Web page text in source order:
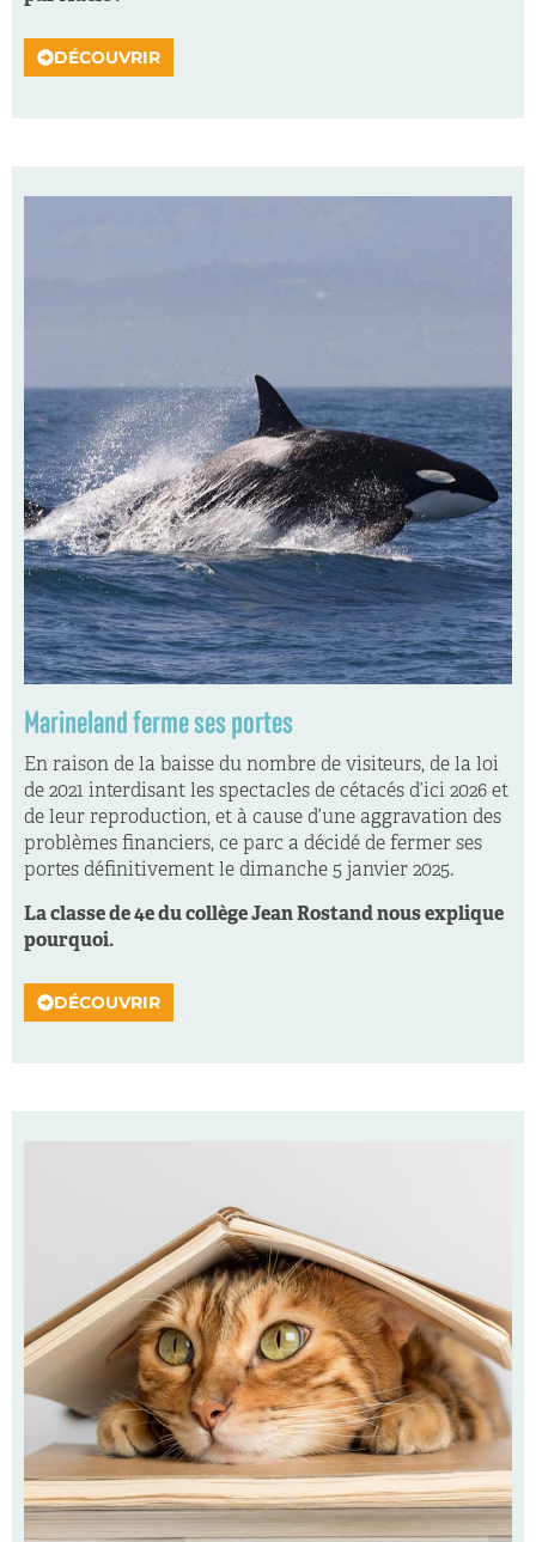
DÉCOUVRIR
Marineland ferme ses portes
En raison de la baisse du nombre de visiteurs, de la loi
de 2021 interdisant les spectacles de cétacés d’ici 2026 et
de leur reproduction, et à cause d’une aggravation des
problèmes financiers, ce parc a décidé de fermer ses
portes définitivement le dimanche 5 janvier 2025.
La classe de 4e du collège Jean Rostand nous explique
pourquoi.
DÉCOUVRIR